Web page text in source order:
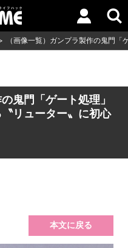
（画像一覧）ガンプラ製作の鬼門
鬼門「ゲート処理」
リューター〟に初心
本文に戻る